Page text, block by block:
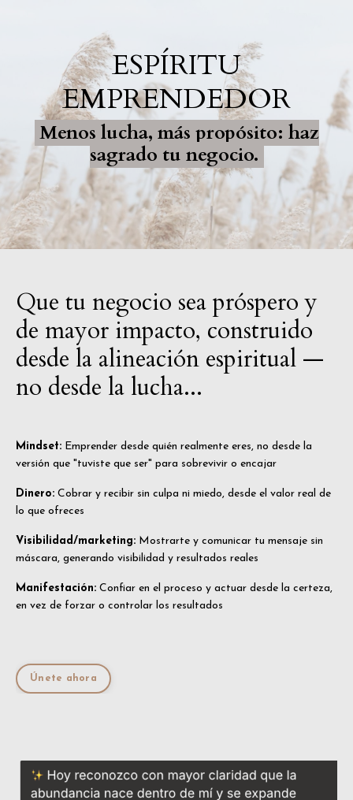
ESPÍRITU
EMPRENDEDOR
Menos lucha, más propósito: haz
sagrado tu negocio.
Que tu negocio sea próspero y
de mayor impacto, construido
desde la alineación espiritual —
no desde la lucha...
Mindset: Emprender desde quién realmente eres, no desde la
versión que "tuviste que ser" para sobrevivir o encajar
Dinero: Cobrar y recibir sin culpa ni miedo, desde el valor real de
lo que ofreces
Visibilidad/marketing: Mostrarte y comunicar tu mensaje sin
máscara, generando visibilidad y resultados reales
Manifestación: Confiar en el proceso y actuar desde la certeza,
en vez de forzar o controlar los resultados
Únete ahora